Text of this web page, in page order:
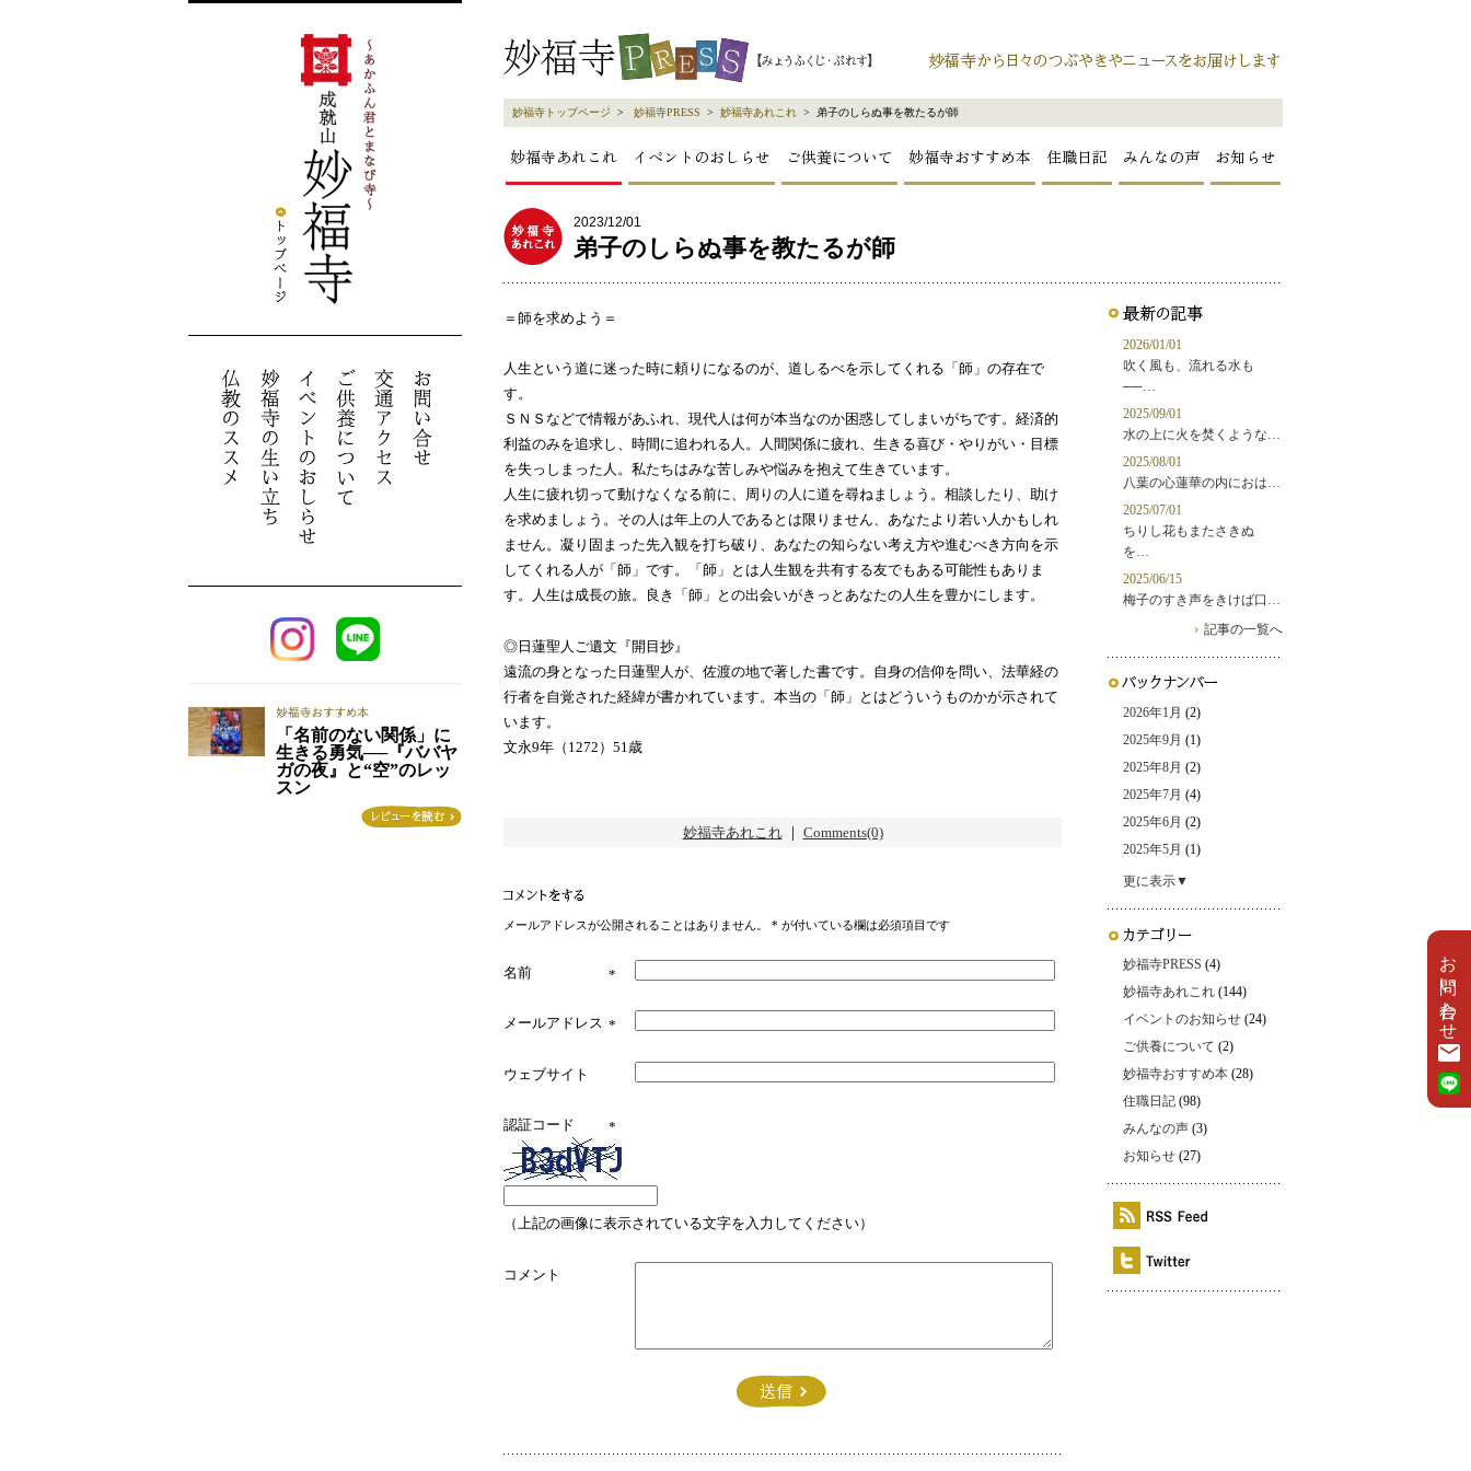
お問い合わせ
妙福寺トップページ > 妙福寺PRESS > 妙福寺あれこれ > 弟子のしらぬ事を教たるが師
妙福寺あれこれ イベントのおしらせ ご供養について 妙福寺おすすめ本 住職日記 みんなの声 お知らせ
2023/12/01
弟子のしらぬ事を教たるが師
＝師を求めよう＝
人生という道に迷った時に頼りになるのが、道しるべを示してくれる「師」の存在で
す。
ＳＮＳなどで情報があふれ、現代人は何が本当なのか困惑してしまいがちです。経済的
利益のみを追求し、時間に追われる人。人間関係に疲れ、生きる喜び・やりがい・目標
を失っしまった人。私たちはみな苦しみや悩みを抱えて生きています。
人生に疲れ切って動けなくなる前に、周りの人に道を尋ねましょう。相談したり、助け
を求めましょう。その人は年上の人であるとは限りません、あなたより若い人かもしれ
ません。凝り固まった先入観を打ち破り、あなたの知らない考え方や進むべき方向を示
してくれる人が「師」です。「師」とは人生観を共有する友でもある可能性もありま
す。人生は成長の旅。良き「師」との出会いがきっとあなたの人生を豊かにします。
◎日蓮聖人ご遺文『開目抄』
遠流の身となった日蓮聖人が、佐渡の地で著した書です。自身の信仰を問い、法華経の
行者を自覚された経緯が書かれています。本当の「師」とはどういうものかが示されて
います。
文永9年（1272）51歳
妙福寺あれこれ｜ Comments(0)
メールアドレスが公開されることはありません。 * が付いている欄は必須項目です
名前 *
メールアドレス *
ウェブサイト
認証コード *
（上記の画像に表示されている文字を入力してください）
コメント
2026/01/01
吹く風も、流れる水も
──…
2025/09/01
水の上に火を焚くような…
2025/08/01
八葉の心蓮華の内におは…
2025/07/01
ちりし花もまたさきぬ
を…
2025/06/15
梅子のすき声をきけば口…
記事の一覧へ
2026年1月 (2)
2025年9月 (1)
2025年8月 (2)
2025年7月 (4)
2025年6月 (2)
2025年5月 (1)
更に表示▼
妙福寺PRESS (4)
妙福寺あれこれ (144)
イベントのお知らせ (24)
ご供養について (2)
妙福寺おすすめ本 (28)
住職日記 (98)
みんなの声 (3)
お知らせ (27)
「名前のない関係」に
生きる勇気──『ババヤ
ガの夜』と“空”のレッ
スン